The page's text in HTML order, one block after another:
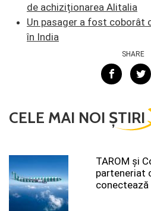
de achiziționarea Alitalia
Un pasager a fost coborât
în India
SHARE
CELE MAI NOI ȘTIRI
TAROM şi
parteneriat
conectează